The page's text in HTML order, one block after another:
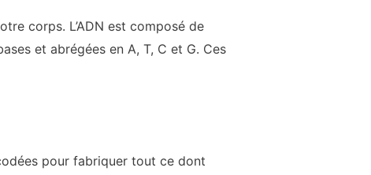
corps. L’ADN est composé de
et abrégées en A, T, C et G. Ces
pour fabriquer tout ce dont